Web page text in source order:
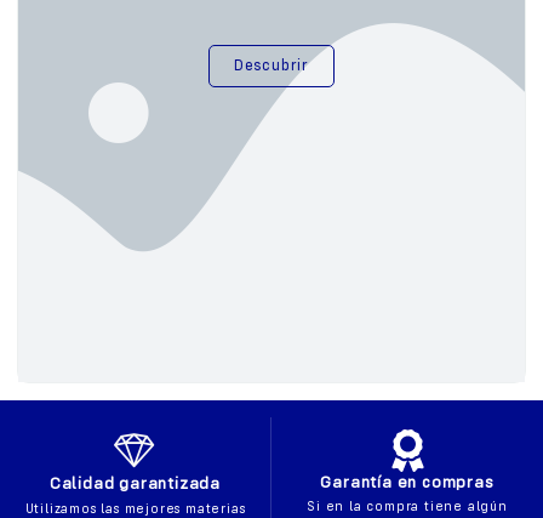
Descubrir
Calidad garantizada
Utilizamos las mejores materias
Garantía en compras
Si en la compra tiene algún